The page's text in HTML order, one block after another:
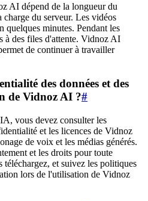
AI dépend de la longueur du
du serveur. Les vidéos
quelques minutes. Pendant les
à des files d'attente. Vidnoz AI
de continuer à travailler
des données et des
de Vidnoz AI ?#
vous devez consulter les
et les licences de Vidnoz
de voix et les médias générés.
et les droits pour toute
et suivez les politiques
lors de l'utilisation de Vidnoz